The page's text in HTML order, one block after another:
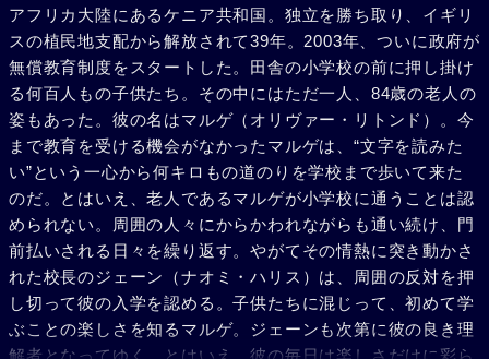
アフリカ大陸にあるケニア共和国。独立を勝ち取り、イギリ
スの植民地支配から解放されて39年。2003年、ついに政府が
無償教育制度をスタートした。田舎の小学校の前に押し掛け
る何百人もの子供たち。その中にはただ一人、84歳の老人の
姿もあった。彼の名はマルゲ（オリヴァー・リトンド）。今
まで教育を受ける機会がなかったマルゲは、“文字を読みた
い”という一心から何キロもの道のりを学校まで歩いて来た
のだ。とはいえ、老人であるマルゲが小学校に通うことは認
められない。周囲の人々にからかわれながらも通い続け、門
前払いされる日々を繰り返す。やがてその情熱に突き動かさ
れた校長のジェーン（ナオミ・ハリス）は、周囲の反対を押
し切って彼の入学を認める。子供たちに混じって、初めて学
ぶことの楽しさを知るマルゲ。ジェーンも次第に彼の良き理